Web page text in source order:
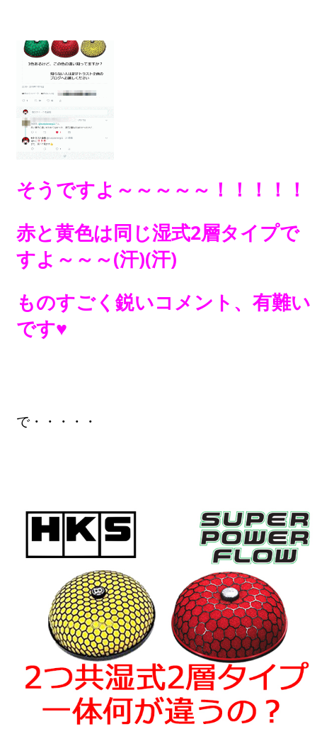
そうですよ～～～～～！！！！！
赤と黄色は同じ湿式2層タイプで
すよ～～～(汗)(汗)
ものすごく鋭いコメント、有難い
です♥
で・・・・・